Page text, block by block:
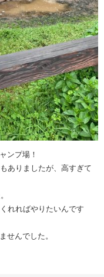
ンプ場！
ありましたが、高すぎて
れればやりたいんです
せんでした。